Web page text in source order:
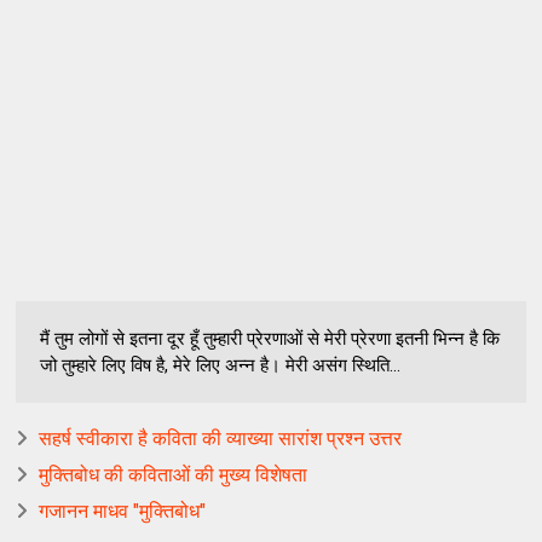
मैं तुम लोगों से इतना दूर हूँ तुम्हारी प्रेरणाओं से मेरी प्रेरणा इतनी भिन्न है कि
जो तुम्हारे लिए विष है, मेरे लिए अन्न है। मेरी असंग स्थिति...
सहर्ष स्वीकारा है कविता की व्याख्या सारांश प्रश्न उत्तर
मुक्तिबोध की कविताओं की मुख्य विशेषता
गजानन माधव "मुक्तिबोध"